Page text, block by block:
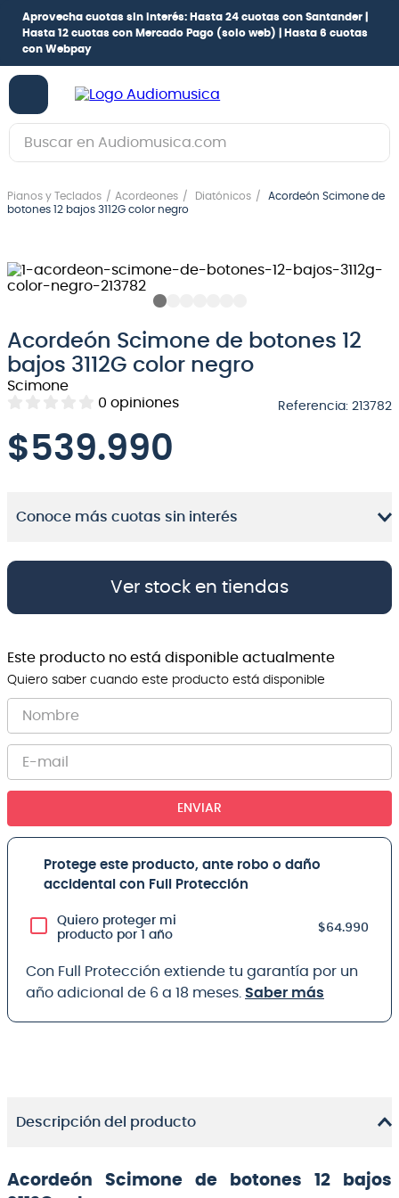
Aprovecha cuotas sin interés: Hasta 24 cuotas con Santander |
Hasta 12 cuotas con Mercado Pago (solo web) |
Hasta 6 cuotas
con Webpay
Buscar en Audiomusica.com
Pianos y Teclados Acordeones Diatónicos
Acordeón Scimone de
botones 12 bajos 3112G color negro
Acordeón Scimone de botones 12
bajos 3112G color negro
Scimone
0 opiniones Referencia: 213782
$539.990
Conoce más cuotas sin interés
Ver stock en tiendas
Este producto no está disponible actualmente
Quiero saber cuando este producto está disponible
ENVIAR
Protege este producto, ante robo o daño
accidental con Full Protección
Quiero proteger mi
producto por 1 año
$64.990
Con Full Protección extiende tu garantía por un
año adicional de 6 a 18 meses. Saber más
Descripción del producto
Acordeón Scimone de botones 12 bajos
1.
guitarra electrica
3.
guitarra electroacústica
5
amplificador
6.
teclado
7 .
guitarra
9 .
bateria